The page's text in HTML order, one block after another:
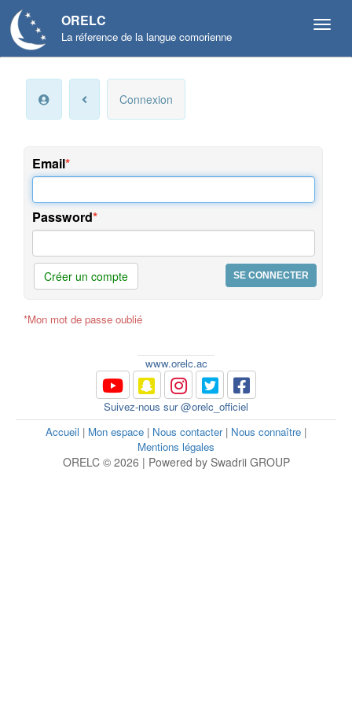
ORELC
La réference de la langue comorienne
compte
préférences
Connexion
Email
Password
Créer un compte
*Mon mot de passe oublié
www.orelc.ac
Suivez-nous sur @orelc_officiel
Accueil | Mon espace | Nous contacter| Nous connaître |
Mentions légales
ORELC © 2026 | Powered by Swadrii GROUP